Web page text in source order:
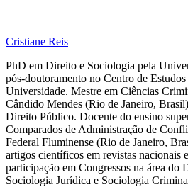
Cristiane Reis
PhD em Direito e Sociologia pela
pós-doutoramento no Centro de Estudos
Universidade. Mestre em Ciências
Cândido Mendes (Rio de Janeiro,
Direito Público. Docente do ensino
Comparados de Administração de
Federal Fluminense (Rio de Janeiro,
artigos científicos em revistas nacionais
participação em Congressos na área
Sociologia Jurídica e Sociologia